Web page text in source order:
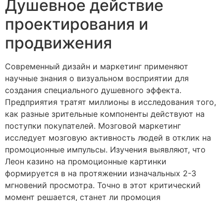
Душевное действие
проектирования и
продвижения
Современный дизайн и маркетинг применяют
научные знания о визуальном восприятии для
создания специального душевного эффекта.
Предприятия тратят миллионы в исследования того,
как разные зрительные компоненты действуют на
поступки покупателей. Мозговой маркетинг
исследует мозговую активность людей в отклик на
промоционные импульсы. Изучения выявляют, что
Леон казино на промоционные картинки
формируется в на протяжении изначальных 2-3
мгновений просмотра. Точно в этот критический
момент решается, станет ли промоция